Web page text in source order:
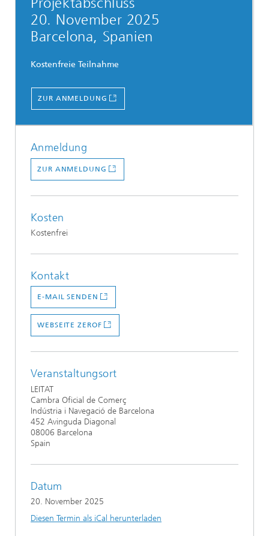
20. November 2025
Barcelona, Spanien
Kostenfreie Teilnahme
ZUR ANMELDUNG
Anmeldung
ZUR ANMELDUNG
Kosten
Kostenfrei
Kontakt
E-MAIL SENDEN
WEBSEITE ZEROF
Veranstaltungsort
LEITAT
Cambra Oficial de Comerç
Indústria i Navegació de Barcelona
452 Avinguda Diagonal
08006 Barcelona
Spain
Datum
20. November 2025
Diesen Termin als iCal herunterladen